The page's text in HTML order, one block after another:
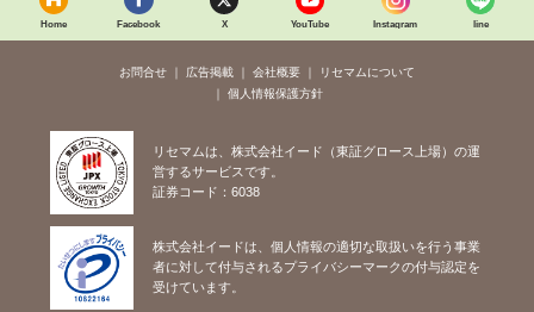
Home Facebook X YouTube Instagram line
お問合せ 広告掲載 会社概要
リセマムについて
個人情報保護方針
リセマムは、株式会社イード（東証グロース上場）の運
営するサービスです。
証券コード：6038
株式会社イードは、個人情報の適切な取扱いを行う事業
者に対して付与されるプライバシーマークの付与認定を
受けています。